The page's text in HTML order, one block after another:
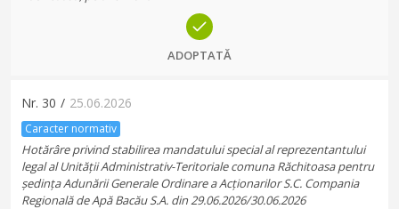
ADOPTATĂ
Nr. 30 / 25.06.2026
Caracter normativ
Hotărâre privind stabilirea mandatului special al reprezentantului
legal al Unității Administrativ-Teritoriale comuna Răchitoasa pentru
ședința Adunării Generale Ordinare a Acționarilor S.C. Compania
Regională de Apă Bacău S.A. din 29.06.2026/30.06.2026